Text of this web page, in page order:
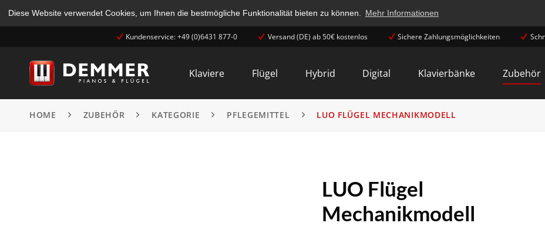
Diese Website verwendet Cookies, um Ihnen die bestmögliche Funktionalität bieten zu können. Mehr Informationen
Kundenservice: +49 (0)6431 877-0 Versand (DE) ab 50€ kostenlos Sichere Zahlungsmöglichkeiten
Klaviere Flügel Hybrid Digital Klavierbänke Zubehör
HOME ZUBEHÖR KATEGORIE PFLEGEMITTEL LUO FLÜGEL MECHANIKMODELL
LUO Flügel
Mechanikmodell